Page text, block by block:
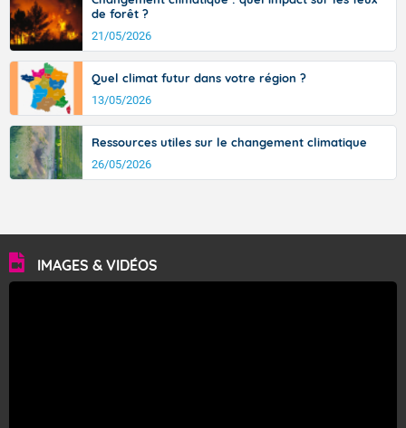
de forêt ?
21/05/2026
Quel climat futur dans votre région ?
13/05/2026
Ressources utiles sur le changement climatique
26/05/2026
IMAGES & VIDÉOS